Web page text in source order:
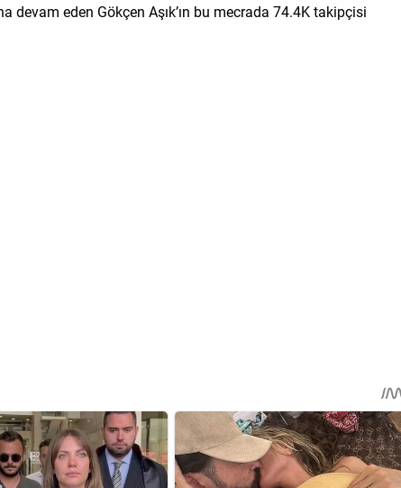
devam eden Gökçen Aşık’ın bu mecrada 74.4K takipçisi